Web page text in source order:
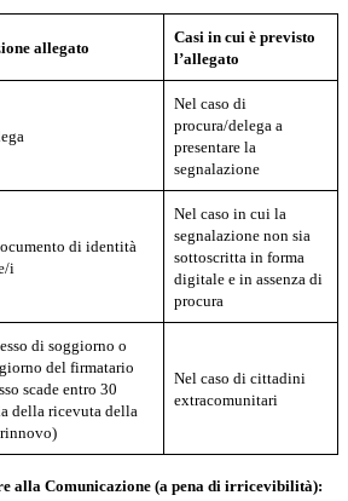
allegato
Casi in cui è previsto
l’allegato
Nel caso di
procura/delega a
presentare la
segnalazione
di identità
i
Nel caso in cui la
segnalazione non sia
sottoscritta in forma
digitale e in assenza di
procura
di soggiorno o
del firmatario
scade entro 30
della ricevuta della
Nel caso di cittadini
extracomunitari
alla Comunicazione (a pena di irricevibilità):